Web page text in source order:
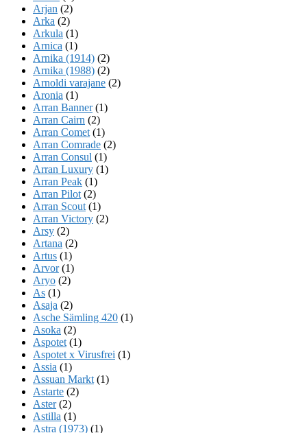
Arjan (2)
Arka (2)
Arkula (1)
Arnica (1)
Arnika (1914) (2)
Arnika (1988) (2)
Arnoldi varajane (2)
Aronia (1)
Arran Banner(1)
Arran Cairn (2)
Arran Comet (1)
Arran Comrade (2)
Arran Consul (1)
Arran Luxury (1)
Arran Peak (1)
Arran Pilot (2)
Arran Scout (1)
Arran Victory (2)
Arsy (2)
Artana (2)
Artus (1)
Arvor(1)
Aryo (2)
As (1)
Asaja (2)
Asche Sämling 420 (1)
Asoka (2)
Aspotet (1)
Aspotet x Virusfrei (1)
Assia (1)
Assuan Markt (1)
Astarte (2)
Aster(2)
Astilla (1)
Astra (1973) (1)